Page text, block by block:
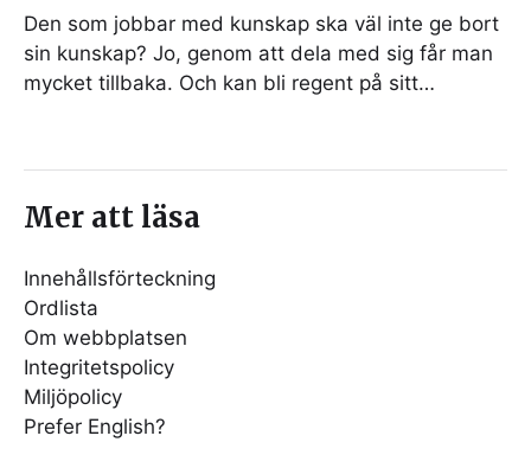
Den som jobbar med kunskap ska väl inte ge bort
sin kunskap? Jo, genom att dela med sig får man
mycket tillbaka. Och kan bli regent på sitt…
Mer att läsa
Innehållsförteckning
Ordlista
Om webbplatsen
Integritetspolicy
Miljöpolicy
Prefer English?